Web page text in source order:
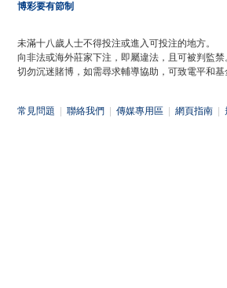
博彩要有節制
未滿十八歲人士不得投注或進入可投注的地方。
向非法或海外莊家下注，即屬違法，且可被判監禁
切勿沉迷賭博，如需尋求輔導協助，可致電平和基
常見問題 聯絡我們 傳媒專用區 網頁指南